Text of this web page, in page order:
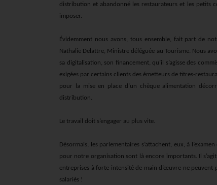
distribution et abandonné les restaurateurs et les petits
imposer.
Évidemment nous avons, tous ensemble, fait part de
Nathalie Delattre, Ministre déléguée au Tourisme. Nous
sa digitalisation, son financement, qu’il s’agisse des
exigées par certains clients des émetteurs de titres-
pour la mise en place d’un chèque alimentation
distribution.
Le travail doit s’engager au plus vite.
Désormais, les parlementaires s’attachent, eux, à
pour notre organisation sont là encore importants. Il
entreprises à forte intensité de main d’œuvre ne peuvent
salariés !